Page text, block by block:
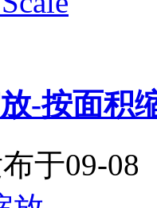
-按面积
于09-08